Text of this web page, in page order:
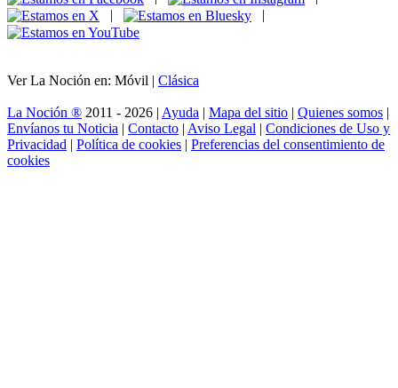
|
|
Ver La Noción en: Móvil | Clásica
La Noción ® 2011 - 2026 | Ayuda | Mapa del sitio | Quienes somos |
Envíanos tu Noticia | Contacto | Aviso Legal | Condiciones de Uso y
Privacidad | Política de cookies | Preferencias del consentimiento de
cookies